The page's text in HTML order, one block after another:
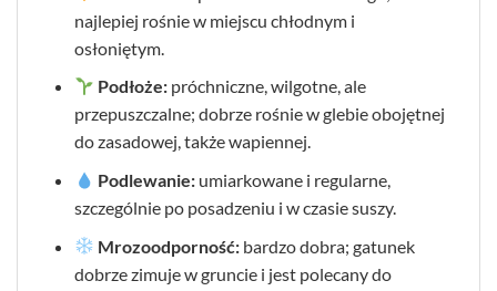
najlepiej rośnie w miejscu chłodnym i
osłoniętym.
Podłoże: próchniczne, wilgotne, ale
przepuszczalne; dobrze rośnie w glebie obojętnej
do zasadowej, także wapiennej.
Podlewanie: umiarkowane i regularne,
szczególnie po posadzeniu i w czasie suszy.
Mrozoodporność: bardzo dobra; gatunek
dobrze zimuje w gruncie i jest polecany do